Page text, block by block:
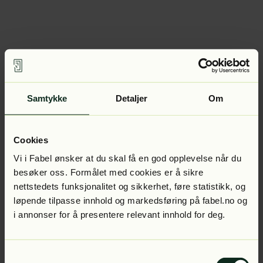
Samtykke Detaljer Om
Cookies
Vi i Fabel ønsker at du skal få en god opplevelse når du
besøker oss. Formålet med cookies er å sikre
nettstedets funksjonalitet og sikkerhet, føre statistikk, og
løpende tilpasse innhold og markedsføring på fabel.no og
i annonser for å presentere relevant innhold for deg.